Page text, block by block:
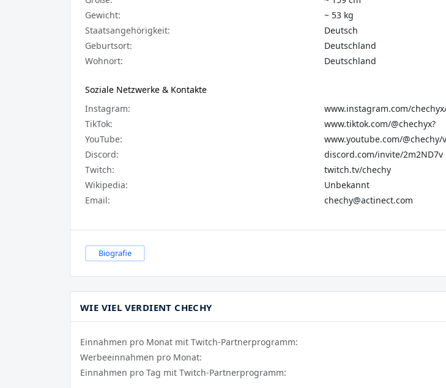
Gewicht:
~ 53 kg
Staatsangehörigkeit:
Deutsch
Geburtsort:
Deutschland
Wohnort:
Deutschland
Soziale Netzwerke & Kontakte
Instagram:
www.instagram.com/
TikTok:
www.tiktok.com/@chechyx?
YouTube:
www.youtube.com/@chechy/
Discord:
discord.com/invite/2m2ND7v
Twitch:
twitch.tv/chechy
Wikipedia:
Unbekannt
Email:
chechy@actinect.com
Biografie
WIE VIEL VERDIENT CHECHY
Einnahmen pro Monat mit Twitch-Partnerprogramm:
Werbeeinnahmen pro Monat:
Einnahmen pro Tag mit Twitch-Partnerprogramm: